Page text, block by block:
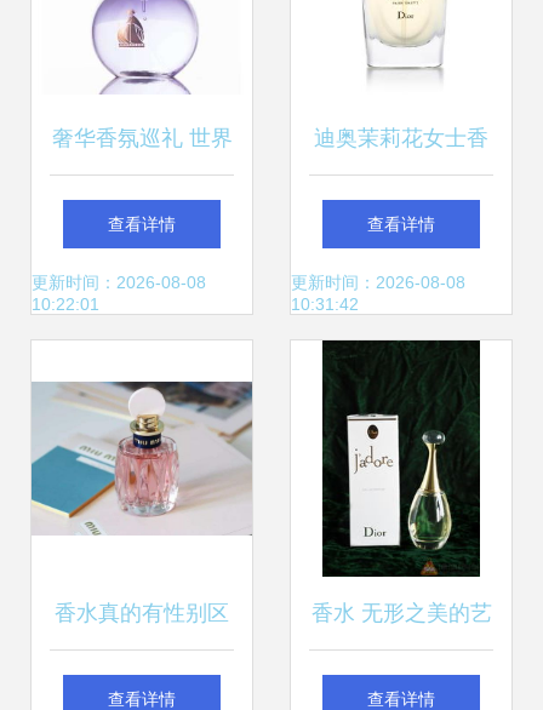
奢华香氛巡礼 世界
十大名牌香水与
CRD克徕帝珠宝的
查看详情
更新时间：2026-08-08
10:22:01
迪奥茉莉花女士香
水
查看详情
更新时间：2026-08-08
10:31:42
香水真的有性别区
分吗？解析香气中
查看详情
香水 无形之美的艺
术
查看详情